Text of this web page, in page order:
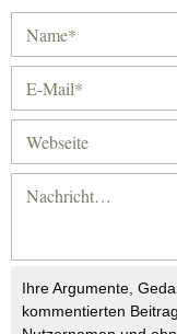
Ihre Argumente,
kommentierten